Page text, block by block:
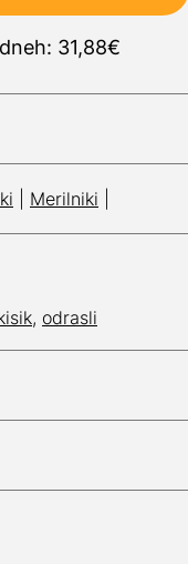
31,88€
Merilniki
, odrasli